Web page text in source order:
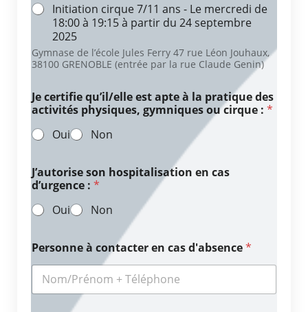
Initiation cirque 7/11 ans - Le mercredi de
18:00 à 19:15 à partir du 24 septembre
2025
Gymnase de l’école Jules Ferry 47 rue Léon Jouhaux,
38100 GRENOBLE (entrée par la rue Claude Genin)
Je certifie qu’il/elle est apte à la pratique des
activités physiques, gymniques ou cirque : *
Oui
Non
J’autorise son hospitalisation en cas
d’urgence : *
Oui
Non
Personne à contacter en cas d'absence*